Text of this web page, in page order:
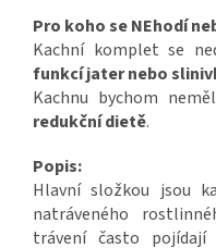
Pro koho se NEhodí
Kachní komplet se
funkcí jater nebo
Kachnu bychom
redukční dietě.
Popis:
Hlavní složkou jsou
natráveného
trávení často